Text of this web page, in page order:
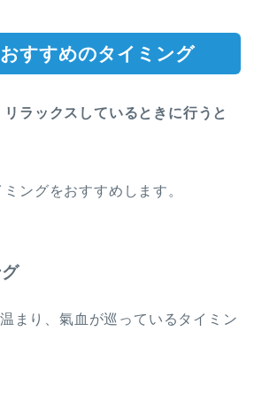
すすめのタイミング
リラックスしているときに行うと
ングをおすすめします。
温まり、氣血が巡っているタイミン